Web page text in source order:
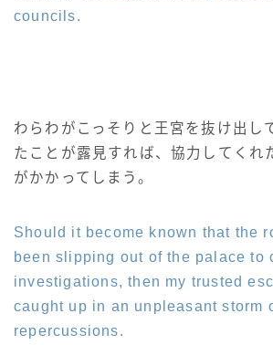
イシュガルド風デザイン
アジムステップ風デザイン
マント
ローライズ
スカート
councils.
わらわがこっそりと王宮を抜け出し
たことが露見すれば、協力してくれ
がかかってしまう。
Should it become known that the
been slipping out of the palace to
investigations, then my trusted
caught up in an unpleasant storm
repercussions.